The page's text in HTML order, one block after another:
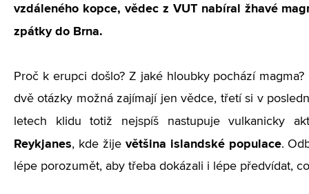
vzdáleného kopce, vědec z VUT nabíral žhavé
zpátky do Brna.
Proč k erupci došlo? Z jaké hloubky pochází
dvě otázky možná zajímají jen vědce, třetí si v
letech klidu totiž nejspíš nastupuje vulkanicky
Reykjanes, kde žije většina islandské populace.
lépe porozumět, aby třeba dokázali i lépe předvídat,